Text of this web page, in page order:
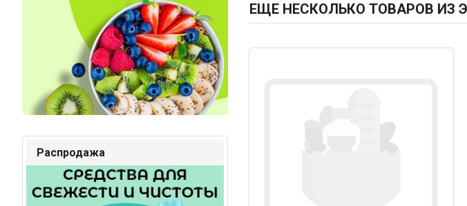
Распродажа
ЕЩЕ НЕСКОЛЬКО ТОВАРОВ ИЗ
Код: 1027